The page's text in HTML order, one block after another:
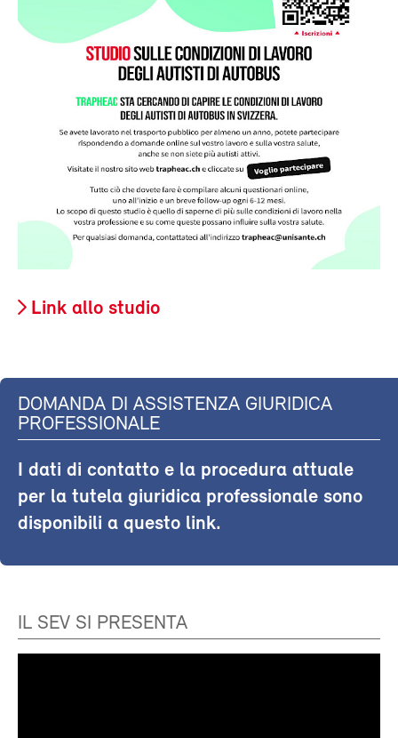
Link allo studio
DOMANDA DI ASSISTENZA GIURIDICA
PROFESSIONALE
I dati di contatto e la procedura attuale
per la tutela giuridica professionale sono
disponibili a questo link.
IL SEV SI PRESENTA